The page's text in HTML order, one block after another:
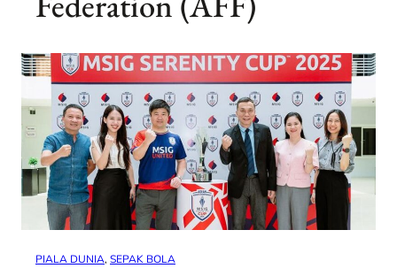
PIALA DUNIA, SEPAK BOLA